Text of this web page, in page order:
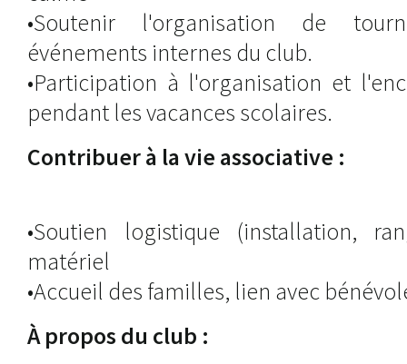
•Soutenir l'organisation de
événements internes du club.
•Participation à l'organisation et
pendant les vacances scolaires.
Contribuer à la vie associative :
•Soutien logistique (installation,
matériel
•Accueil des familles, lien avec
À propos du club :